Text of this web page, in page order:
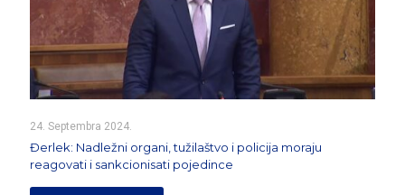
24. Septembra 2024.
Đerlek: Nadležni organi, tužilaštvo i policija moraju
reagovati i sankcionisati pojedince